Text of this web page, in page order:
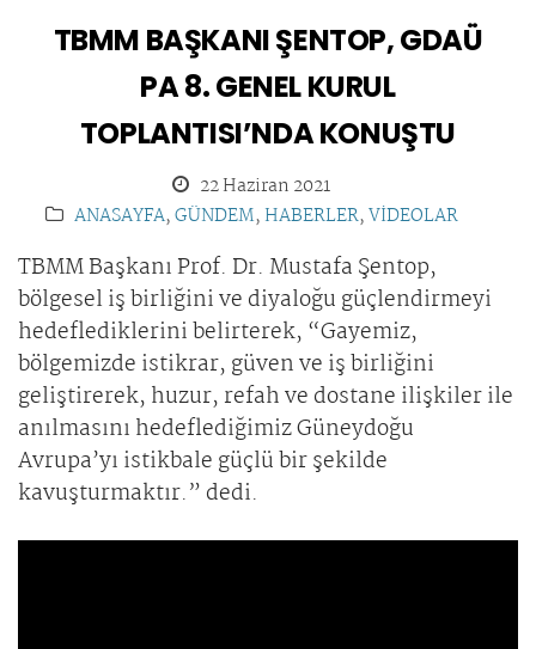
TBMM BAŞKANI ŞENTOP, GDAÜ
PA 8. GENEL KURUL
TOPLANTISI’NDA KONUŞTU
22 Haziran 2021
ANASAYFA,GÜNDEM,HABERLER,VİDEOLAR
TBMM Başkanı Prof. Dr. Mustafa Şentop,
bölgesel iş birliğini ve diyaloğu güçlendirmeyi
hedeflediklerini belirterek, “Gayemiz,
bölgemizde istikrar, güven ve iş birliğini
geliştirerek, huzur, refah ve dostane ilişkiler ile
anılmasını hedeflediğimiz Güneydoğu
Avrupa’yı istikbale güçlü bir şekilde
kavuşturmaktır.” dedi.